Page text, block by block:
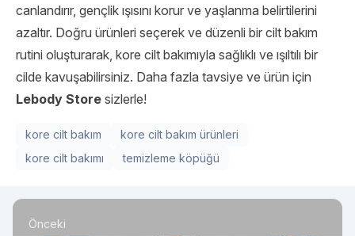
canlandırır, gençlik ışısını korur ve yaşlanma belirtilerini
azaltır. Doğru ürünleri seçerek ve düzenli bir cilt bakım
rutini oluşturarak, kore cilt bakımıyla sağlıklı ve ışıltılı bir
cilde kavuşabilirsiniz. Daha fazla tavsiye ve ürün için
Lebody Store sizlerle!
kore cilt bakım
kore cilt bakım ürünleri
kore cilt bakımı
temizleme köpüğü
Önceki